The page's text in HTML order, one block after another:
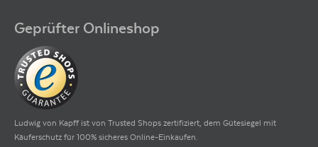
Geprüfter Onlineshop
Ludwig von Kapff ist von Trusted Shops zertifiziert, dem Gütesiegel mit
Käuferschutz für 100% sicheres Online-Einkaufen.